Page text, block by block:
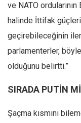
ve NATO
halinde İttifak
geçirebileceğinin
parlamenterler,
olduğunu belirtti.”
SIRADA PUTİN
Şaçma kısmını